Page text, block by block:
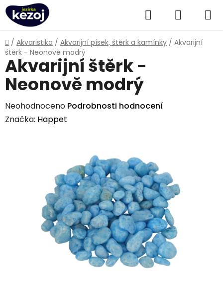
Přejít
na
obsah
Hledat
KOŠÍK
Domů
/ Akvaristika / Akvarijní písek, štěrk a kamínky / Akvarijní
štěrk - Neonově modrý
Akvarijní štěrk -
Neonově modrý
Průměrné
hodnocení
Neohodnoceno Podrobnosti hodnocení
Značka: Happet